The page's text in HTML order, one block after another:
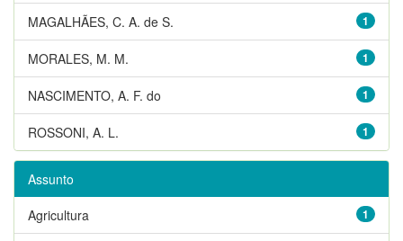
1
MAGALHÃES, C. A. de S.
1
MORALES, M. M.
1
NASCIMENTO, A. F. do
1
ROSSONI, A. L.
Assunto
1
Agricultura